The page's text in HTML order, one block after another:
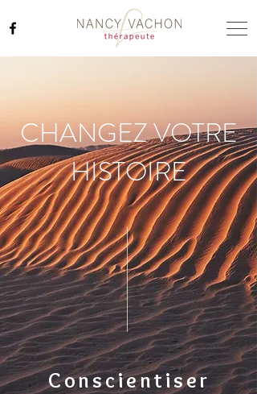
CHANGEZ VOTRE
HISTOIRE
Conscientiser